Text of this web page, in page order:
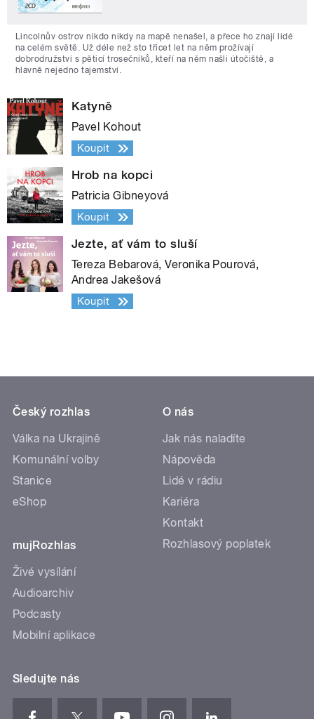
Lincolnův ostrov nikdo nikdy na mapě nenašel, a přece ho znají lidé
na celém světě. Už déle než sto třicet let na něm prožívají
dobrodružství s pěticí trosečníků, kteří na něm našli útočiště, a
hlavně nejedno tajemství.
Katyně
Pavel Kohout
Koupit
Hrob na kopci
Patricia Gibneyová
Koupit
Jezte, ať vám to sluší
Tereza Bebarová, Veronika Pourová,
Andrea Jakešová
Koupit
Český rozhlas
Válka na Ukrajině
Komunální volby
Stanice
eShop
mujRozhlas
Živé vysílání
Audioarchiv
Podcasty
Mobilní aplikace
O nás
Jak nás naladíte
Nápověda
Lidé v rádiu
Kariéra
Kontakt
Rozhlasový poplatek
Sledujte nás